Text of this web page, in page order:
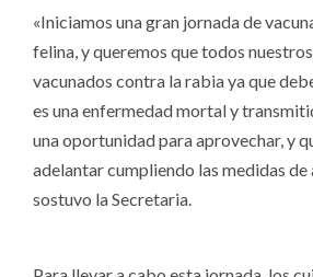
«Iniciamos una gran jornada de
felina, y queremos que todos
vacunados contra la rabia ya que
es una enfermedad mortal y
una oportunidad para aprovechar, y
adelantar cumpliendo las medidas de
sostuvo la Secretaria.